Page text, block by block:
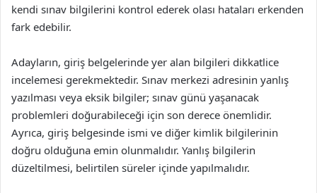
kendi sınav bilgilerini kontrol ederek olası hataları erkenden
fark edebilir.
Adayların, giriş belgelerinde yer alan bilgileri dikkatlice
incelemesi gerekmektedir. Sınav merkezi adresinin yanlış
yazılması veya eksik bilgiler; sınav günü yaşanacak
problemleri doğurabileceği için son derece önemlidir.
Ayrıca, giriş belgesinde ismi ve diğer kimlik bilgilerinin
doğru olduğuna emin olunmalıdır. Yanlış bilgilerin
düzeltilmesi, belirtilen süreler içinde yapılmalıdır.